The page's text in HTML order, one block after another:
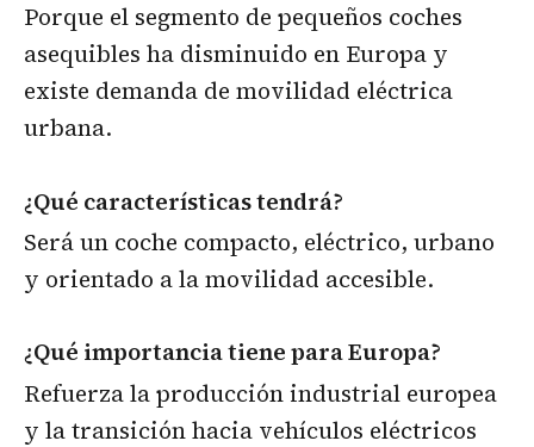
Porque el segmento de pequeños coches
asequibles ha disminuido en Europa y
existe demanda de movilidad eléctrica
urbana.
¿Qué características tendrá?
Será un coche compacto, eléctrico, urbano
y orientado a la movilidad accesible.
¿Qué importancia tiene para Europa?
Refuerza la producción industrial europea
y la transición hacia vehículos eléctricos